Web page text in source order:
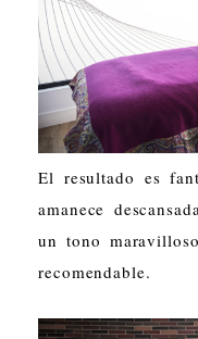
El resultado es
amanece
un tono
recomendable.